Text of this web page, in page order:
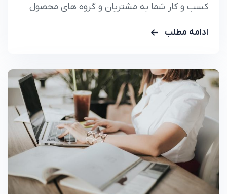
کسب و کار شما به مشتریان و گروه های محصول
ادامه مطلب